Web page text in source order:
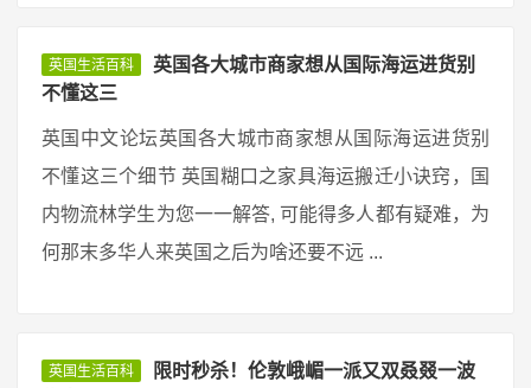
英国生活百科
英国各大城市商家想从国际海运进货别
不懂这三
英国中文论坛英国各大城市商家想从国际海运进货别
不懂这三个细节 英国糊口之家具海运搬迁小诀窍，国
内物流林学生为您一一解答, 可能得多人都有疑难，为
何那末多华人来英国之后为啥还要不远 ...
英国生活百科
限时秒杀！伦敦峨嵋一派又双叒叕一波